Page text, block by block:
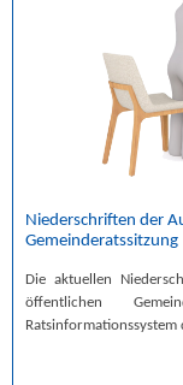
Niederschriften der
Gemeinderatssitzung
Die aktuellen
öffentlichen
Ratsinformationssystem